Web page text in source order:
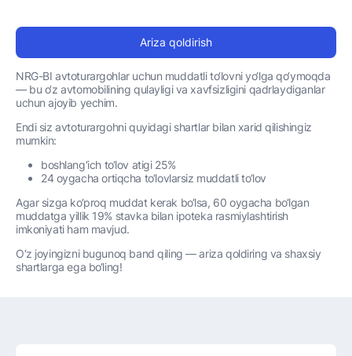
Ariza qoldirish
NRG-BI avtoturargohlar uchun muddatli to‘lovni yo‘lga qo‘ymoqda
— bu o‘z avtomobilining qulayligi va xavfsizligini qadrlaydiganlar
uchun ajoyib yechim.
Endi siz avtoturargohni quyidagi shartlar bilan xarid qilishingiz
mumkin:
boshlang‘ich to‘lov atigi 25%
24 oygacha ortiqcha to‘lovlarsiz muddatli to‘lov
Agar sizga ko‘proq muddat kerak bo‘lsa, 60 oygacha bo‘lgan
muddatga yillik 19% stavka bilan ipoteka rasmiylashtirish
imkoniyati ham mavjud.
O‘z joyingizni bugunoq band qiling — ariza qoldiring va shaxsiy
shartlarga ega bo‘ling!